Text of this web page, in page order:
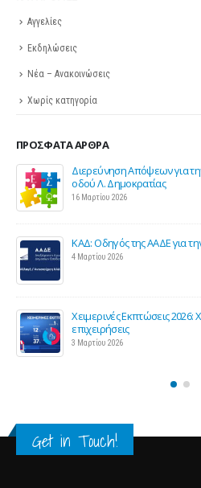
Αγγελίες
Εκδηλώσεις
Νέα – Ανακοινώσεις
Χωρίς κατηγορία
ΠΡΌΣΦΑΤΑ ΆΡΘΡΑ
Σε λειτουργία το νέο
επιστήμονες για την
επιχειρήσεων
Παράταση της
τιμολόγησης
Προς μείωση της
και επιχειρήσεις
25 Φεβρουαρίου 2026
Get in Touch!